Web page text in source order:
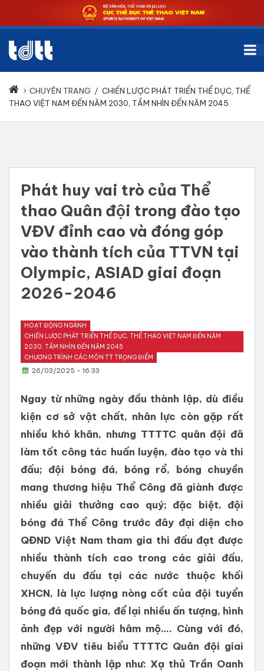
CHUYÊN TRANG / CHIẾN LƯỢC PHÁT TRIỂN THỂ DỤC, THỂ
THAO VIỆT NAM ĐẾN NĂM 2030, TẦM NHÌN ĐẾN NĂM 2045
Phát huy vai trò của Thể
thao Quân đội trong đào tạo
VĐV đỉnh cao và đóng góp
vào thành tích của TTVN tại
Olympic, ASIAD giai đoạn
2026-2046
HOẠT ĐỘNG NGÀNH
CHIẾN LƯỢC PHÁT TRIỂN THỂ DỤC, THỂ THAO VIỆT NAM ĐẾN NĂM
2030, TẦM NHÌN ĐẾN NĂM 2045
CHƯƠNG TRÌNH CÁC MÔN TT TRỌNG ĐIỂM
26/03/2025 - 16:33
Ngay từ những ngày đầu thành lập, dù điều
kiện cơ sở vật chất, nhân lực còn gặp rất
nhiều khó khăn, nhưng TTTTC quân đội đã
làm tốt công tác huấn luyện, đào tạo và thi
đấu; đội bóng đá, bóng rổ, bóng chuyền
mang thương hiệu Thể Công đã giành được
nhiều giải thưởng cao quý; đặc biệt, đội
bóng đá Thể Công trước đây đại diện cho
QĐND Việt Nam tham gia thi đấu đạt được
nhiều thành tích cao trong các giải đấu,
chuyến du đấu tại các nước thuộc khối
XHCN, là lực lượng nòng cốt của đội tuyển
bóng đá quốc gia, để lại nhiều ấn tượng, hình
ảnh đẹp với người hâm mộ…. Cùng với đó,
những VĐV tiêu biểu TTTTC Quân đội giai
đoạn mới thành lập như: Xạ thủ Trần Oanh